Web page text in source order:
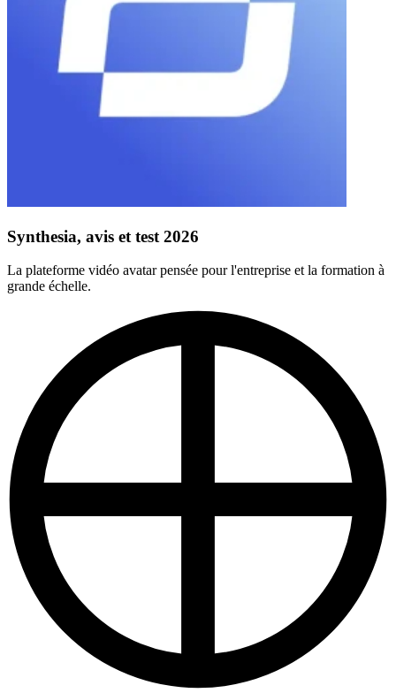
Synthesia, avis et test 2026
La plateforme vidéo avatar pensée pour l'entreprise et la formation à
grande échelle.